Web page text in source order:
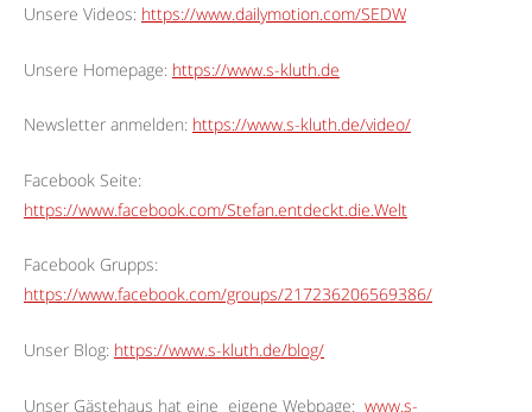
Unsere Videos: https://www.dailymotion.com/SEDW
Unsere Homepage: https://www.s-kluth.de
Newsletter anmelden: https://www.s-kluth.de/video/
Facebook Seite:
https://www.facebook.com/Stefan.entdeckt.die.Welt
Facebook Grupps:
https://www.facebook.com/groups/217236206569386/
Unser Blog: https://www.s-kluth.de/blog/
Unser Gästehaus hat eine eigene Webpage: www.s-